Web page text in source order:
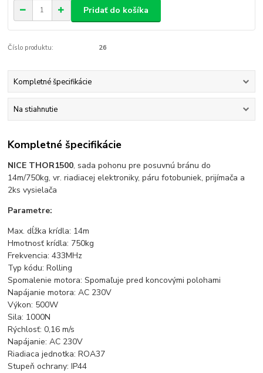
Pridať do košíka
Číslo produktu: 26
Kompletné špecifikácie
Na stiahnutie
Kompletné špecifikácie
NICE THOR1500, sada pohonu pre posuvnú bránu do
14m/750kg, vr. riadiacej elektroniky, páru fotobuniek, prijímača a
2ks vysielača
Parametre:
Max. dĺžka krídla: 14m
Hmotnosť krídla: 750kg
Frekvencia: 433MHz
Typ kódu: Rolling
Spomalenie motora: Spomaľuje pred koncovými polohami
Napájanie motora: AC 230V
Výkon: 500W
Sila: 1000N
Rýchlosť: 0,16 m/s
Napájanie: AC 230V
Riadiaca jednotka: ROA37
Stupeň ochrany: IP44